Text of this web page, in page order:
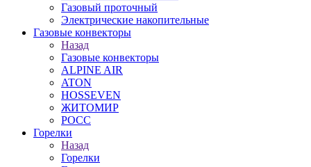
Газовый проточный
Электрические накопительные
Газовые конвекторы
Назад
Газовые конвекторы
ALPINE AIR
ATON
HOSSEVEN
ЖИТОМИР
РОСС
Горелки
Назад
Горелки